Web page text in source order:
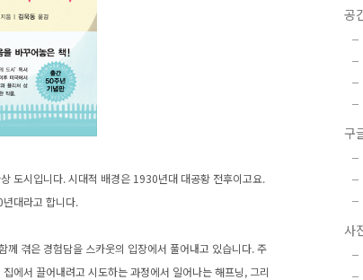
도시입니다. 시대적 배경은 1930년대 대공황 전후이고요.
대라고 합니다.
겪은 경험담을 스카웃의 입장에서 풀어내고 있습니다. 주
에서 끌어내려고 시도하는 과정에서 일어나는 해프닝, 그리
공
구
사